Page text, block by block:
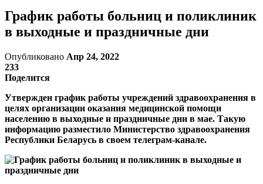
График работы больниц и поликлиник
в выходные и праздничные дни
Опубликовано Апр 24, 2022
233
Поделится
Утвержден график работы учреждений здравоохранения в
целях организации оказания медицинской помощи
населению в выходные и праздничные дни в мае. Такую
информацию разместило Министерство здравоохранения
Республики Беларусь в своем телеграм-канале.